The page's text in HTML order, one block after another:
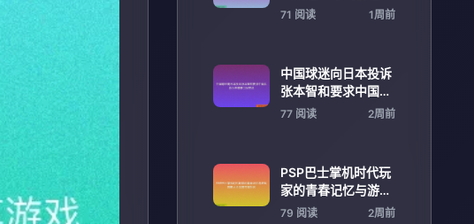
季最佳成绩全力冲击
71 阅读 1周前
中国球迷向日本投诉
张本智和要求中国乒
协公开道歉引发热议
77 阅读 2周前
PSP巴士掌机时代玩
家的青春记忆与游戏
攻略大全深度交流社
79 阅读 2周前